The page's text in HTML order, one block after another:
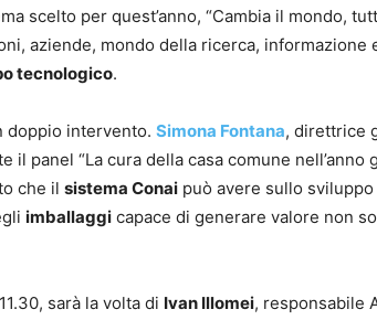
scelto per quest’anno, “Cambia il mondo,
aziende, mondo della ricerca, informazione
tecnologico.
doppio intervento. Simona Fontana, direttrice
il panel “La cura della casa comune
che il sistema Conai può avere sullo
imballaggi capace di generare valore non
sarà la volta di Ivan Illomei, responsabile